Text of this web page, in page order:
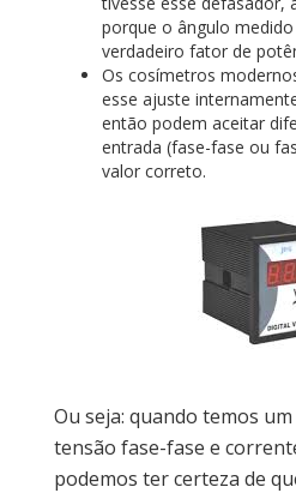
porque o ângulo
verdadeiro fator de
Os cosímetros
esse ajuste
então podem aceitar
entrada (fase-fase ou
valor correto.
Ou seja: quando temos
tensão fase-fase e
podemos ter certeza de